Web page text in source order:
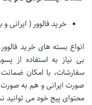
خرید فالوور ( ایرانی و
انواع بسته های خرید
بی نیاز به استفاده از
سفارشات، با امکان
صورت ایرانی و هم به صورت
محتوای پیج خود می توانید